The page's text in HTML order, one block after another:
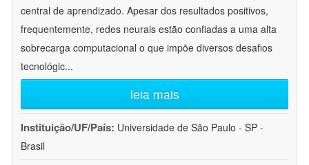
central de aprendizado. Apesar dos resultados positivos,
frequentemente, redes neurais estão confiadas a uma alta
sobrecarga computacional o que impõe diversos desafios
tecnológic...
leia mais
Instituição/UF/País: Universidade de São Paulo - SP -
Brasil